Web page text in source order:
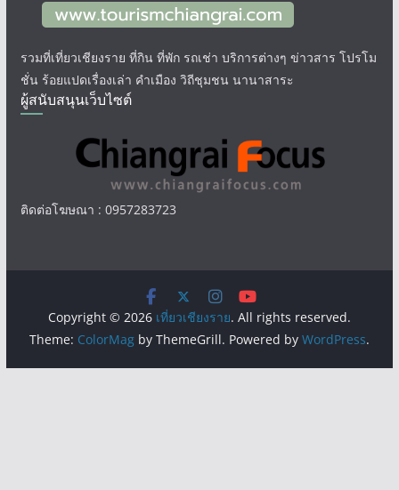
รวมที่เที่ยวเชียงราย ที่กิน ที่พัก รถเช่า บริการต่างๆ ข่าวสาร โปรโม
ชั่น ร้อยแปดเรื่องเล่า คำเมือง วิถีชุมชน นานาสาระ
ผู้สนับสนุนเว็บไซต์
ติดต่อโฆษณา : 0957283723
Copyright © 2026 เที่ยวเชียงราย. All rights reserved.
Theme: ColorMagby ThemeGrill. Powered by WordPress.